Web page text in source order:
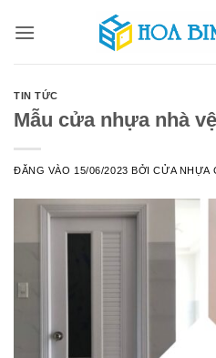
qua
TIN TỨC
Mẫu cửa nhựa nhà
ĐĂNG VÀO 15/06/2023 BỞICỬA NHỰA